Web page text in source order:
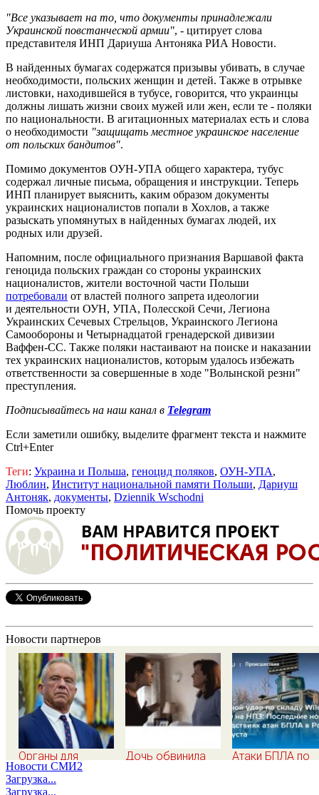
"Все указывает на то, что документы принадлежали
Украинской повстанческой армии", - цитирует слова
представителя ИНП Дариуша Антоняка РИА Новости.
В найденных бумагах содержатся призывы убивать, в случае
необходимости, польских женщин и детей. Также в отрывке
листовки, находившейся в тубусе, говорится, что украинцы
должны лишать жизни своих мужей или жен, если те - поляки
по национальности. В агитационных материалах есть и слова
о необходимости "защищать местное украинское население
от польских бандитов".
Помимо документов ОУН-УПА общего характера, тубус
содержал личные письма, обращения и инструкции. Теперь
ИНП планирует выяснить, каким образом документы
украинских националистов попали в Хохлов, а также
разыскать упомянутых в найденных бумагах людей, их
родных или друзей.
Напомним, после официального признания Варшавой факта
геноцида польских граждан со стороны украинских
националистов, жители восточной части Польши
потребовали от властей полного запрета идеологии
и деятельности ОУН, УПА, Полесской Сечи, Легиона
Украинских Сечевых Стрельцов, Украинского Легиона
Самообороны и Четырнадцатой гренадерской дивизии
Ваффен-СС. Также поляки настаивают на поиске и наказании
тех украинских националистов, которым удалось избежать
ответственности за совершенные в ходе "Волынской резни"
преступления.
Подписывайтесь на наш канал в Telegram
Если заметили ошибку, выделите фрагмент текста и нажмите
Ctrl+Enter
Теги: Украина и Польша, геноцид поляков, ОУН-УПА,
Люблин, Институт национальной памяти Польши, Дариуш
Антоняк, документы, Dziennik Wschodni
Помочь проекту
Новости партнеров
Органы для
пересадки «черные
трансплантологи»
Дочь обвинила
Атаки БПЛА по
Новости СМИ2
Загрузка...
Загрузка...